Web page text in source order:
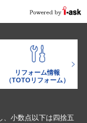
リフォーム情報
（TOTOリフォーム）
小数点以下は四捨五